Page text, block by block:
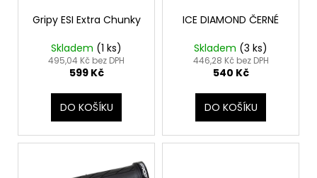
Gripy ESI Extra Chunky
Skladem (1 ks)
495,04 Kč bez DPH
599 Kč
DO KOŠÍKU
ICE DIAMOND ČERNÉ
Skladem (3 ks)
446,28 Kč bez DPH
540 Kč
DO KOŠÍKU
HLEDAT